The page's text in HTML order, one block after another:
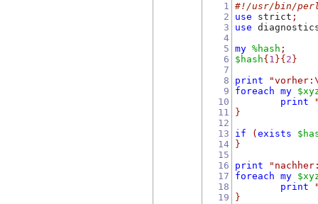
1
2
3
4
5
6
7
8
9
10
11
12
13
14
15
16
17
18
19
#!/usr/bin/
use strict ;
use
my %hash ;
$hash{ 1 }{ 2 }
print
foreach
my
print
}
if
(exists
}
print
foreach
my
print
}